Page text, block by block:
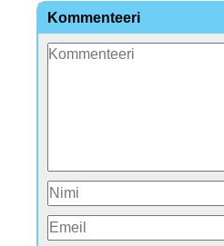
Kommenteeri